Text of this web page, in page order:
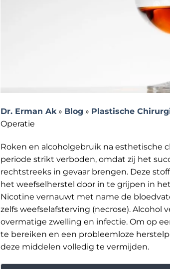
Dr. Erman Ak» Blog » Plastische
Operatie
Roken en alcoholgebruik na esthetische
periode strikt verboden, omdat zij het
rechtstreeks in gevaar brengen. Deze
het weefselherstel door in te grijpen in
Nicotine vernauwt met name de
zelfs weefselafsterving (necrose).
overmatige zwelling en infectie. Om op
te bereiken en een probleemloze
deze middelen volledig te vermijden.